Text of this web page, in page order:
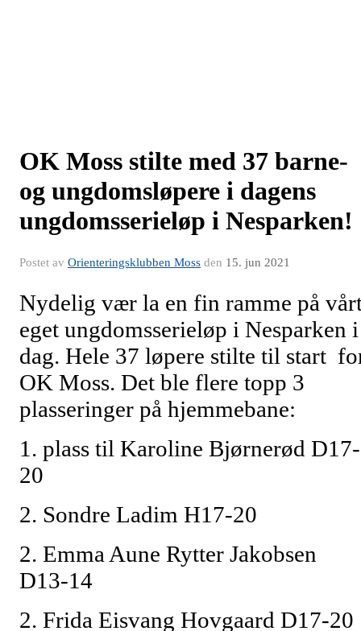
OK Moss stilte med 37 barne-
og ungdomsløpere i dagens
ungdomsserieløp i Nesparken!
Postet av Orienteringsklubben Moss den 15. jun 2021
Nydelig vær la en fin ramme på
eget ungdomsserieløp i Nesparken i
dag. Hele 37 løpere stilte til start
OK Moss. Det ble flere topp 3
plasseringer på hjemmebane:
1. plass til Karoline Bjørnerød D17-
20
2. Sondre Ladim H17-20
2. Emma Aune Rytter Jakobsen
D13-14
2. Frida Eisvang Hovgaard D17-20